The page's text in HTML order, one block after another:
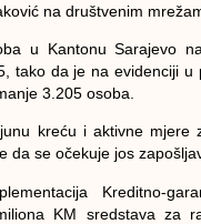
na društvenim
u Kantonu Sarajevo
tako da je na evidenciji u
3.205 osoba.
kreću i aktivne mjere
da se očekuje jos
Kreditno-
KM sredstava za